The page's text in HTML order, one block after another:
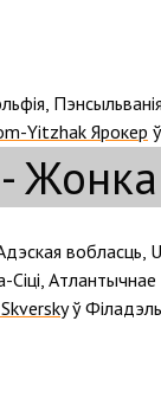
Yitzhak Ярокер
Жонка
вобласць,
Сіці,
ў